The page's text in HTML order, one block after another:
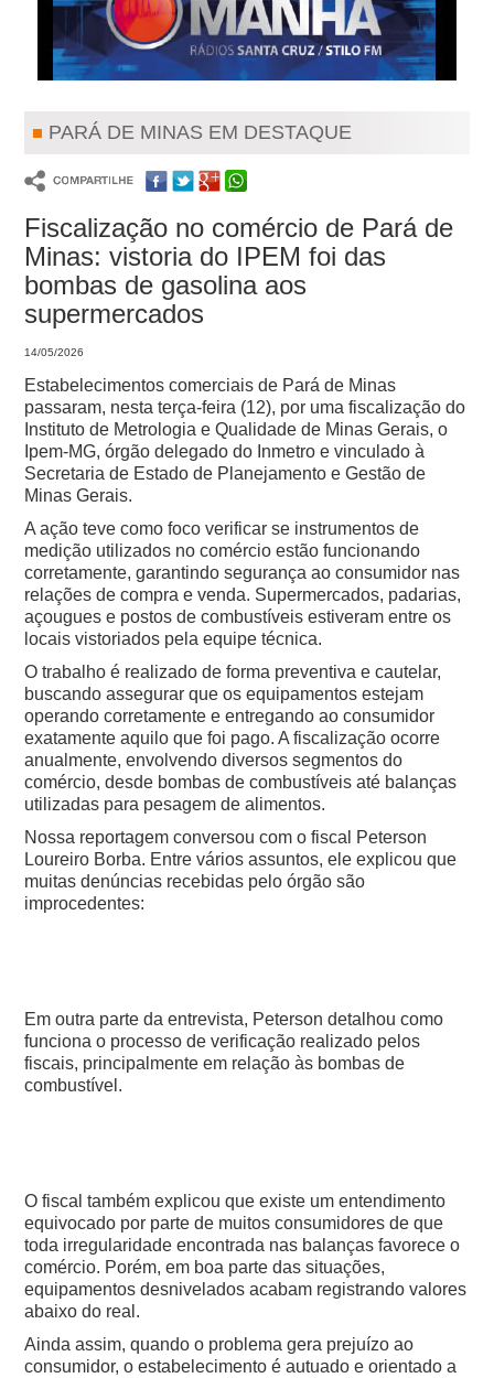
PARÁ DE MINAS EM DESTAQUE
Fiscalização no comércio de Pará de
Minas: vistoria do IPEM foi das
bombas de gasolina aos
supermercados
14/05/2026
Estabelecimentos comerciais de Pará de Minas
passaram, nesta terça-feira (12), por uma fiscalização do
Instituto de Metrologia e Qualidade de Minas Gerais, o
Ipem-MG, órgão delegado do Inmetro e vinculado à
Secretaria de Estado de Planejamento e Gestão de
Minas Gerais.
A ação teve como foco verificar se instrumentos de
medição utilizados no comércio estão funcionando
corretamente, garantindo segurança ao consumidor nas
relações de compra e venda. Supermercados, padarias,
açougues e postos de combustíveis estiveram entre os
locais vistoriados pela equipe técnica.
O trabalho é realizado de forma preventiva e cautelar,
buscando assegurar que os equipamentos estejam
operando corretamente e entregando ao consumidor
exatamente aquilo que foi pago. A fiscalização ocorre
anualmente, envolvendo diversos segmentos do
comércio, desde bombas de combustíveis até balanças
utilizadas para pesagem de alimentos.
Nossa reportagem conversou com o fiscal Peterson
Loureiro Borba. Entre vários assuntos, ele explicou que
muitas denúncias recebidas pelo órgão são
improcedentes:
Em outra parte da entrevista, Peterson detalhou como
funciona o processo de verificação realizado pelos
fiscais, principalmente em relação às bombas de
combustível.
O fiscal também explicou que existe um entendimento
equivocado por parte de muitos consumidores de que
toda irregularidade encontrada nas balanças favorece o
comércio. Porém, em boa parte das situações,
equipamentos desnivelados acabam registrando valores
abaixo do real.
Ainda assim, quando o problema gera prejuízo ao
consumidor, o estabelecimento é autuado e orientado a